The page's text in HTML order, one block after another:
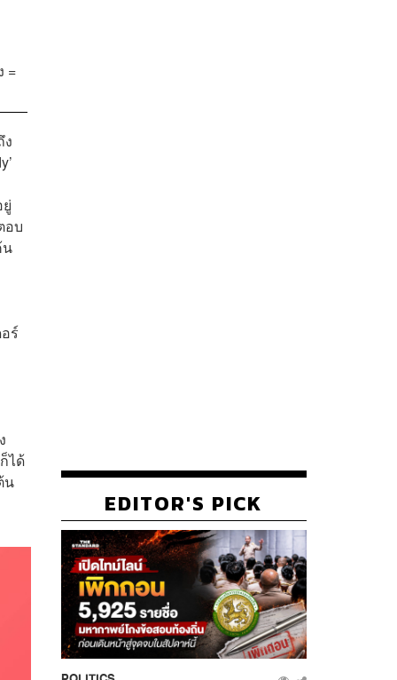
=
อบ
น
ร์
ได้
น
EDITOR'S PICK